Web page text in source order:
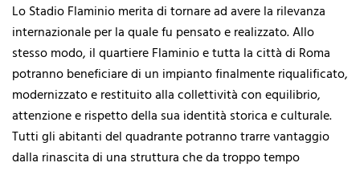
Lo Stadio Flaminio merita di tornare ad avere la rilevanza
internazionale per la quale fu pensato e realizzato. Allo
stesso modo, il quartiere Flaminio e tutta la città di Roma
potranno beneficiare di un impianto finalmente riqualificato,
modernizzato e restituito alla collettività con equilibrio,
attenzione e rispetto della sua identità storica e culturale.
Tutti gli abitanti del quadrante potranno trarre vantaggio
dalla rinascita di una struttura che da troppo tempo